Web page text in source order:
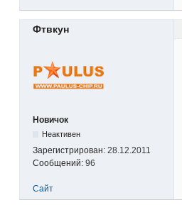
Фтвкун
Новичок
Неактивен
Зарегистрирован: 28.12.2011
Сообщений: 96
Сайт